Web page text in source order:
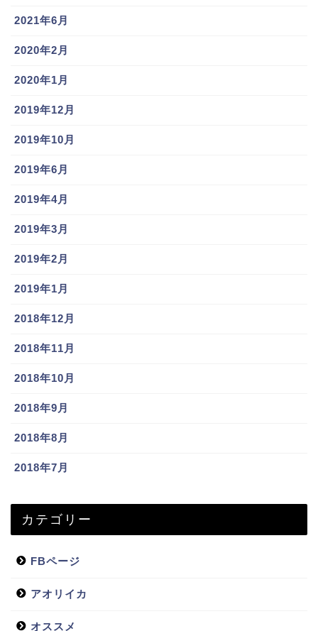
2021年6月
2020年2月
2020年1月
2019年12月
2019年10月
2019年6月
2019年4月
2019年3月
2019年2月
2019年1月
2018年12月
2018年11月
2018年10月
2018年9月
2018年8月
2018年7月
カテゴリー
FBページ
アオリイカ
オススメ